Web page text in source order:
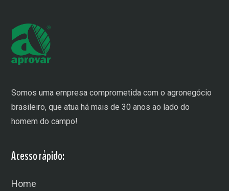
Somos uma empresa comprometida com o agronegócio
brasileiro, que atua há mais de 30 anos ao lado do
homem do campo!
Acesso rápido:
Home